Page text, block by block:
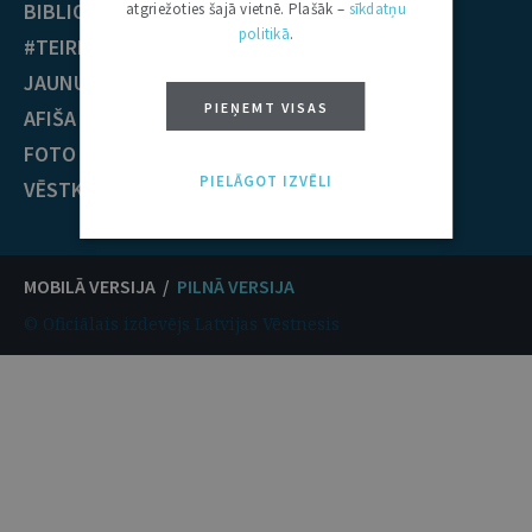
BIBLIOTĒKA
#TEIRDARBS
JAUNUMI
AFIŠA
FOTO / VIDEO
VĒSTKOPA
Krimināltiesības
TIESĪBU PRAKSE
EST nolēmumi
ECT nolēmumi
MOBILĀ VERSIJA / PILNĀ VERSIJA
© Oficiālais izdevējs Latvijas Vēstnesis
atgriežoties šajā vietnē. Plašāk – sīkdatņu
politikā.
PIEŅEMT VISAS
PIELĀGOT IZVĒLI